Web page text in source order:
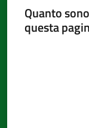
Quanto
questa